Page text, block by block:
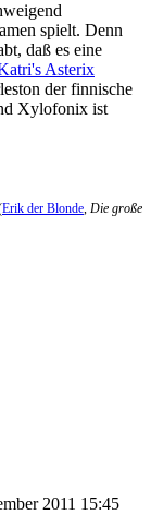
spielt. Denn
daß es eine
Asterix
der finnische
Xylofonix ist
Erik der Blonde, Die große
2011 15:45